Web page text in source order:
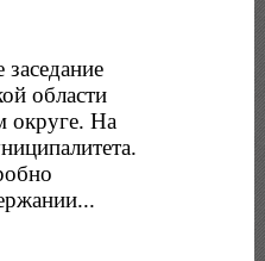
области
округе. На